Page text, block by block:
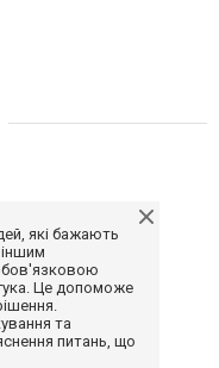
які бажають
Це допоможе
та
питань, що